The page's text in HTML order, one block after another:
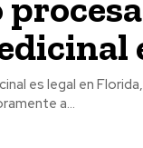
es legal en
a...